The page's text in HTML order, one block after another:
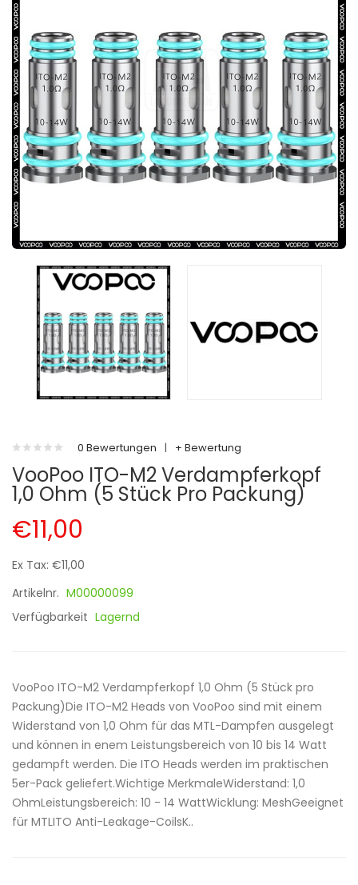
0 Bewertungen | + Bewertung
VooPoo ITO-M2 Verdampferkopf
1,0 Ohm (5 Stück Pro Packung)
€11,00
Ex Tax: €11,00
Artikelnr. M00000099
Verfügbarkeit Lagernd
VooPoo ITO-M2 Verdampferkopf 1,0 Ohm (5 Stück pro
Packung)Die ITO-M2 Heads von VooPoo sind mit einem
Widerstand von 1,0 Ohm für das MTL-Dampfen ausgelegt
und können in enem Leistungsbereich von 10 bis 14 Watt
gedampft werden. Die ITO Heads werden im praktischen
5er-Pack geliefert.Wichtige MerkmaleWiderstand: 1,0
OhmLeistungsbereich: 10 - 14 WattWicklung: MeshGeeignet
für MTLITO Anti-Leakage-CoilsK..